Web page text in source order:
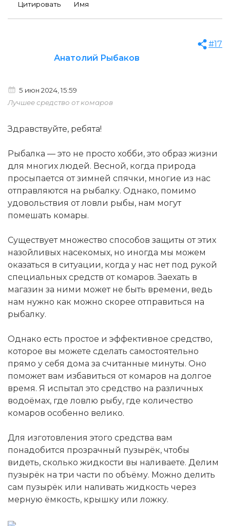
Цитировать Имя
Анатолий Рыбаков
#17
5 июн 2024, 15:59
Лучшее средство от комаров
Здравствуйте, ребята!
Рыбалка — это не просто хобби, это образ жизни
для многих людей. Весной, когда природа
просыпается от зимней спячки, многие из нас
отправляются на рыбалку. Однако, помимо
удовольствия от ловли рыбы, нам могут
помешать комары.
Существует множество способов защиты от этих
назойливых насекомых, но иногда мы можем
оказаться в ситуации, когда у нас нет под рукой
специальных средств от комаров. Заехать в
магазин за ними может не быть времени, ведь
нам нужно как можно скорее отправиться на
рыбалку.
Однако есть простое и эффективное средство,
которое вы можете сделать самостоятельно
прямо у себя дома за считанные минуты. Оно
поможет вам избавиться от комаров на долгое
время. Я испытал это средство на различных
водоёмах, где ловлю рыбу, где количество
комаров особенно велико.
Для изготовления этого средства вам
понадобится прозрачный пузырёк, чтобы
видеть, сколько жидкости вы наливаете. Делим
пузырёк на три части по объёму. Можно делить
сам пузырёк или наливать жидкость через
мерную ёмкость, крышку или ложку.